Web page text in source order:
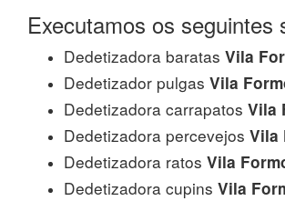
Executamos os seguintes
Dedetizadora baratas Vila
Dedetizador pulgas Vila
Dedetizadora carrapatos Vila
Dedetizadora percevejos Vila
Dedetizadora ratos Vila
Dedetizadora cupins Vila